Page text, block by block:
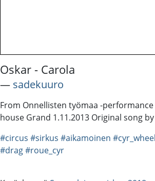
Oskar - Carola
― sadekuuro
From Onnellisten työmaa -
house Grand 1.11.2013 Original song
#circus #sirkus #aikamoinen #cyr_wheel
#drag#roue_cyr